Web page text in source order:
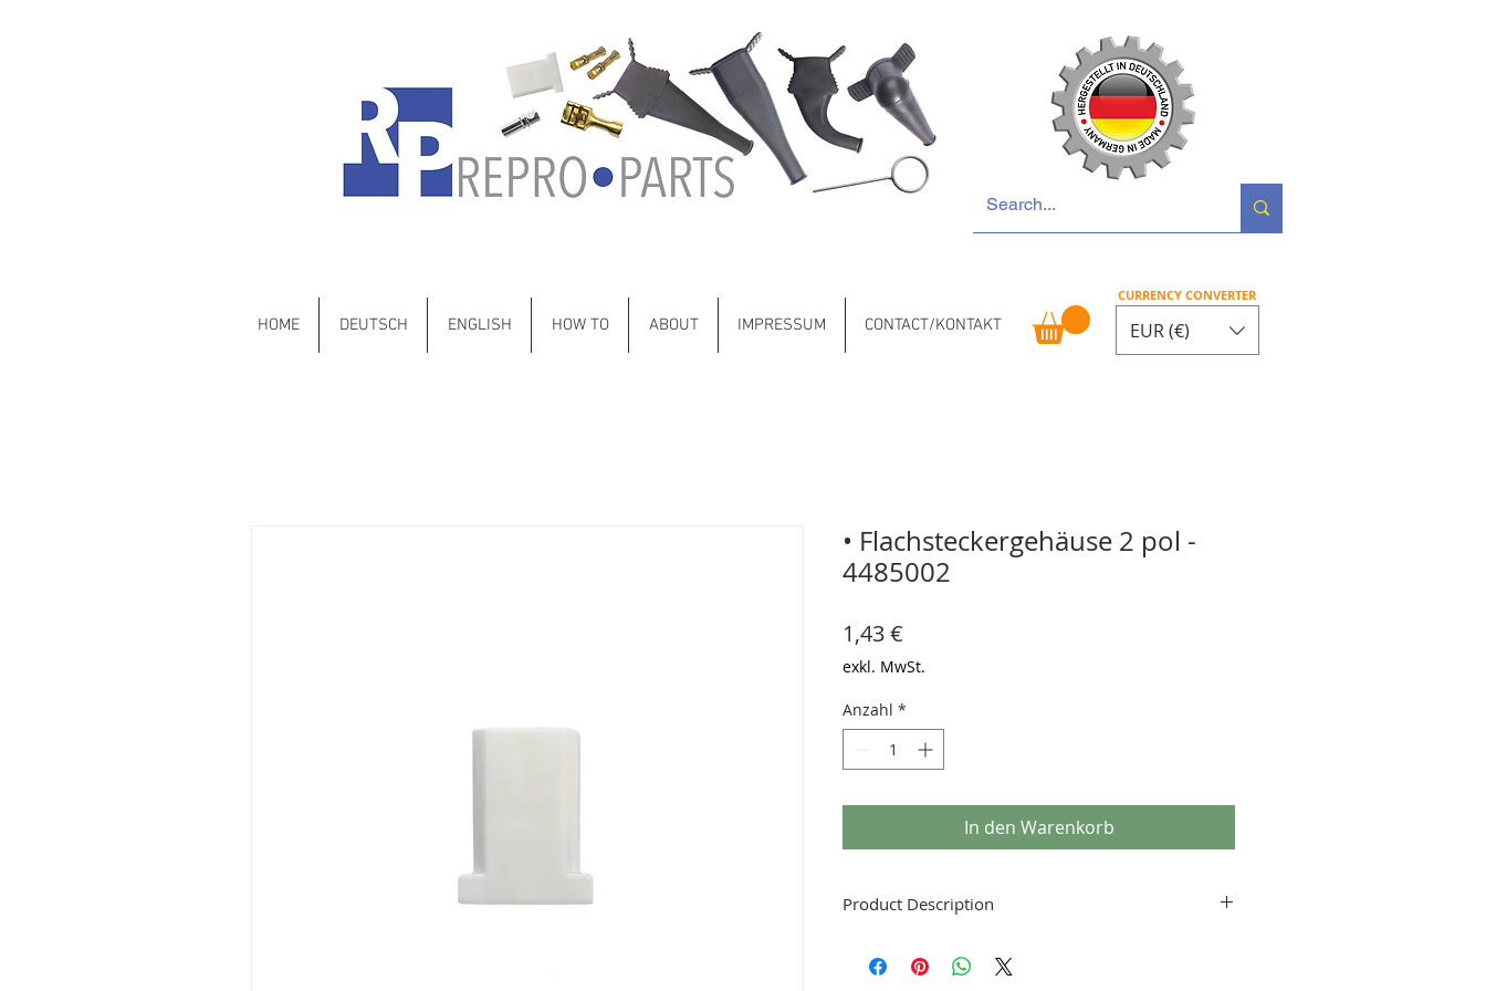
HOME DEUTSCH ENGLISH HOW TO ABOUT IMPRESSUM CONTACT/KONTAKT
CURRENCY CONVERTER
EUR (€)
• Flachsteckergehäuse 2 pol -
4485002
1,43 €
exkl. MwSt.
Anzahl *
In den Warenkorb
Product Description
and temperature sensors. Please reference your particular